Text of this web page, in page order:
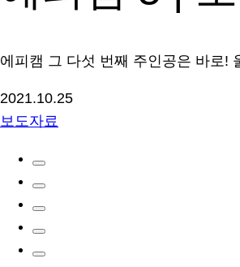
에피캠 그 다섯 번째 주인공은 바로!
2021.10.25
보도자료